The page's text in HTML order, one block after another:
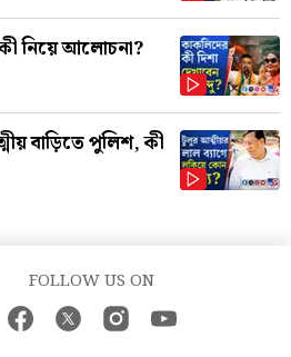
নিয়ে আলোচনা?
বাড়িতে পুলিশ, কী
FOLLOW US ON